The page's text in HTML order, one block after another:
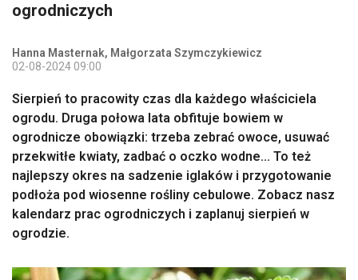
ogrodniczych
Hanna Masternak, Małgorzata Szymczykiewicz
02-08-2024 09:00
Sierpień to pracowity czas dla każdego właściciela
ogrodu. Druga połowa lata obfituje bowiem w
ogrodnicze obowiązki: trzeba zebrać owoce, usuwać
przekwitłe kwiaty, zadbać o oczko wodne... To też
najlepszy okres na sadzenie iglaków i przygotowanie
podłoża pod wiosenne rośliny cebulowe. Zobacz nasz
kalendarz prac ogrodniczych i zaplanuj sierpień w
ogrodzie.